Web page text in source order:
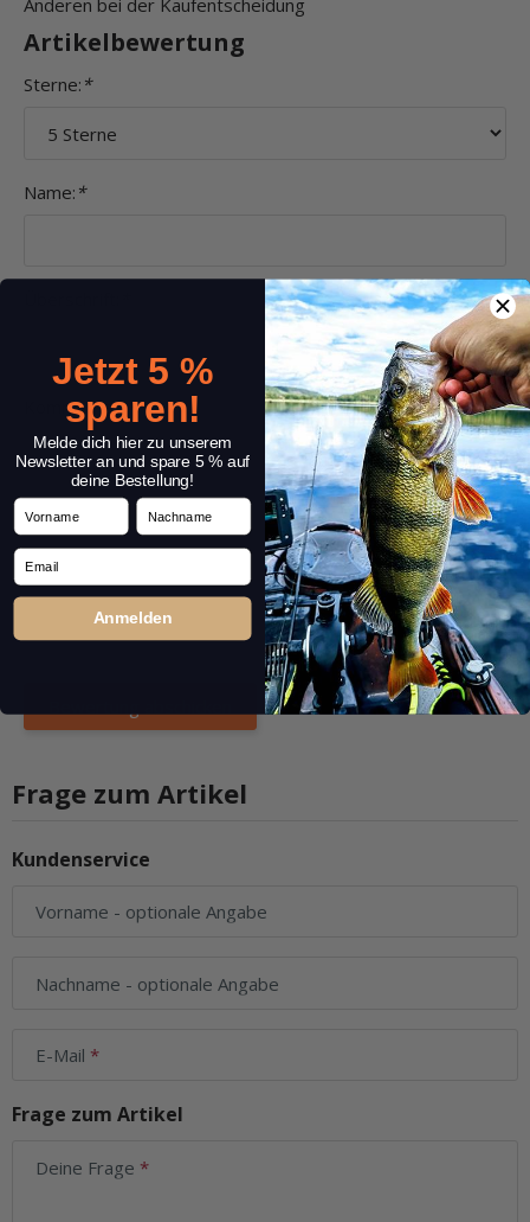
Artikelbewertung
Sterne: *
Name: *
Kommentar:*
Frage zum Artikel
Kundenservice
Vorname - optionale Angabe
Nachname - optionale Angabe
E-Mail
Frage zum Artikel
Deine Frage
Jetzt 5 %
sparen!
Melde dich hier zu unserem
Newsletter an und spare 5 % auf
deine Bestellung!
Vorname Nachname
Email
Anmelden